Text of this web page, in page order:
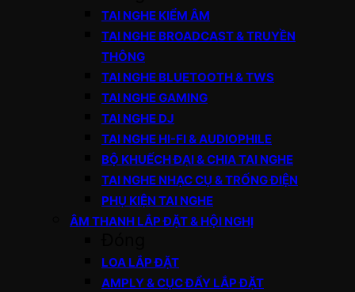
TAI NGHE KIỂM ÂM
TAI NGHE BROADCAST & TRUYỀN
THÔNG
TAI NGHE BLUETOOTH & TWS
TAI NGHE GAMING
TAI NGHE DJ
TAI NGHE HI-FI & AUDIOPHILE
BỘ KHUẾCH ĐẠI & CHIA TAI NGHE
TAI NGHE NHẠC CỤ & TRỐNG ĐIỆN
PHỤ KIỆN TAI NGHE
ÂM THANH LẮP ĐẶT & HỘI NGHỊ
LOA LẮP ĐẶT
AMPLY & CỤC ĐẨY LẮP ĐẶT